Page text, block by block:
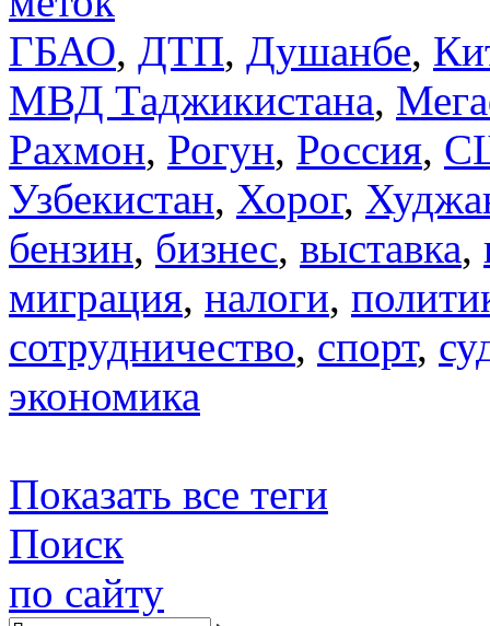
ГБАО, ДТП, Душанбе,
МВД Таджикистана,
Рахмон, Рогун, Россия,
Узбекистан, Хорог,
бензин, бизнес, выставка,
миграция, налоги,
сотрудничество, спорт,
экономика
Показать все теги
Поиск
по сайту